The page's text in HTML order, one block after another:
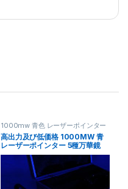
1000mw 青色 レーザーポインター
高出力及び低価格 1000MW 青
レーザーポインター 5種万華鏡